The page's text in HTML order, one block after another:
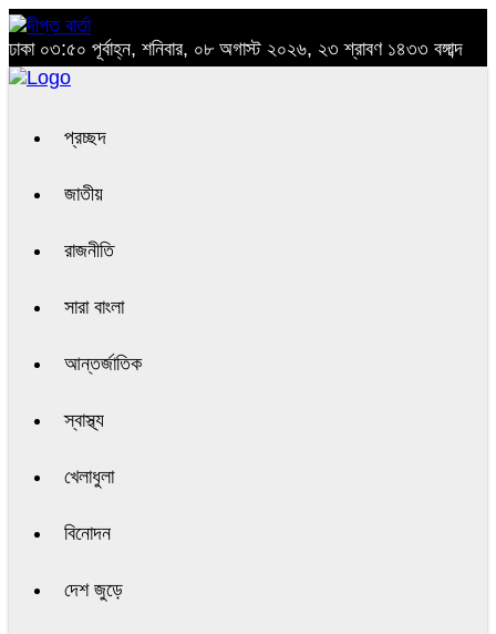
ঢাকা ০৩:৫০ পূর্বাহ্ন, শনিবার, ০৮ অগাস্ট ২০২৬, ২৩ শ্রাবণ ১৪৩৩ বঙ্গাব্দ
প্রচ্ছদ
জাতীয়
রাজনীতি
সারা বাংলা
আন্তর্জাতিক
স্বাস্থ্য
খেলাধুলা
বিনোদন
দেশ জুড়ে